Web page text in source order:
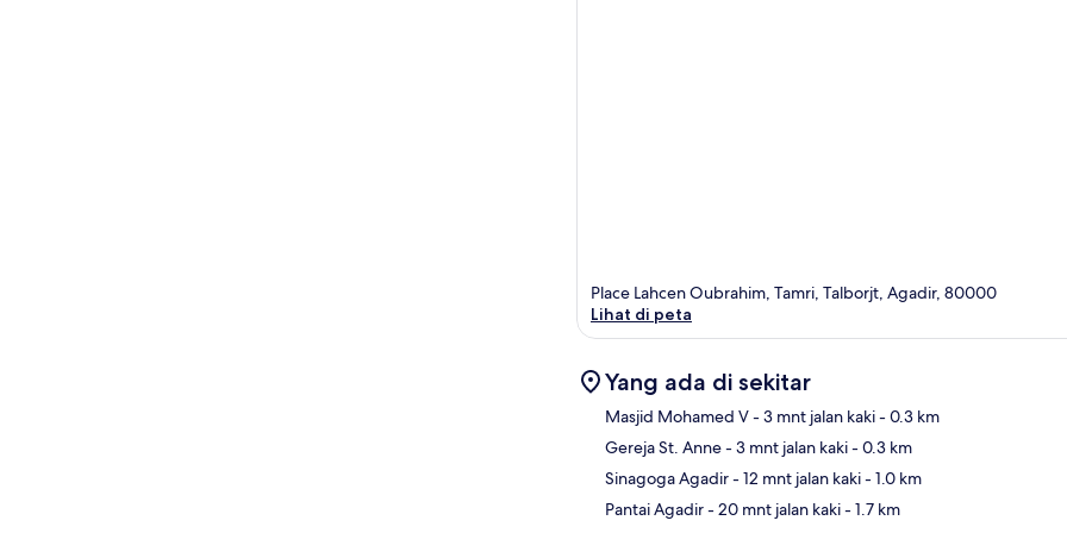
Place Lahcen Oubrahim, Tamri, Talborjt, Agadir, 80000
Lihat di peta
Yang ada di sekitar
Masjid Mohamed V- 3 mnt jalan kaki- 0.3 km
Gereja St. Anne- 3 mnt jalan kaki- 0.3 km
Sinagoga Agadir- 12 mnt jalan kaki- 1.0 km
Pantai Agadir- 20 mnt jalan kaki- 1.7 km